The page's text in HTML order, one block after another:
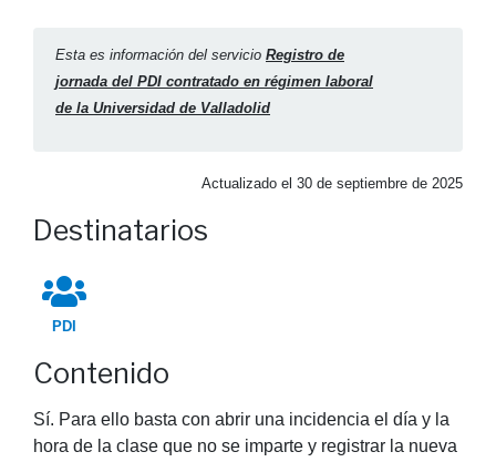
Esta es información del servicio Registro de
jornada del PDI contratado en régimen laboral
de la Universidad de Valladolid
Actualizado el 30 de septiembre de 2025
Destinatarios
PDI
Contenido
Sí. Para ello basta con abrir una incidencia el día y la
hora de la clase que no se imparte y registrar la nueva